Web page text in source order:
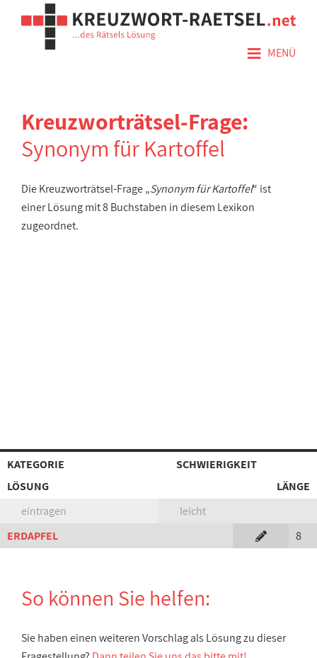
≡ MENÜ
Kreuzworträtsel-Frage:
Synonym für Kartoffel
Die Kreuzworträtsel-Frage „Synonym für Kartoffel“ ist
einer Lösung mit 8 Buchstaben in diesem Lexikon
zugeordnet.
KATEGORIE
SCHWIERIGKEIT
LÖSUNG
LÄNGE
eintragen
leicht
ERDAPFEL
8
So können Sie helfen:
Sie haben einen weiteren Vorschlag als Lösung zu dieser